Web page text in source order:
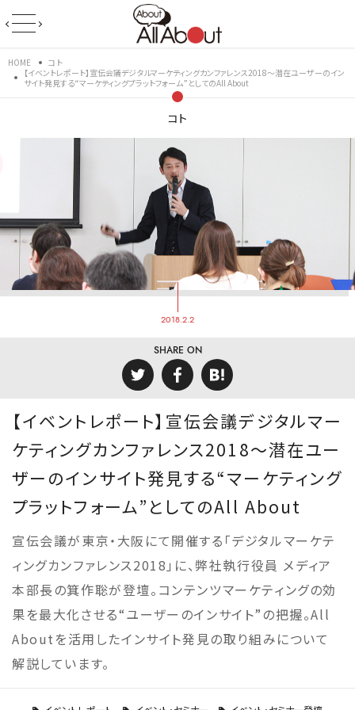
HOME
コト
【イベントレポート】宣伝会議デジタルマーケティングカンファレンス2018～潜在ユーザーのイン
サイト発見する“マーケティングプラットフォーム”としてのAll About
コト
2018.2.2
SHARE ON
【イベントレポート】宣伝会議デジタルマー
ケティングカンファレンス2018～潜在ユー
ザーのインサイト発見する“マーケティング
プラットフォーム”としてのAll About
宣伝会議が東京・大阪にて開催する「デジタルマーケテ
ィングカンファレンス2018」に、弊社執行役員 メディア
本部長の箕作聡が登壇。コンテンツマーケティングの効
果を最大化させる“ユーザーのインサイト”の把握。All
Aboutを活用したインサイト発見の取り組みについて
解説しています。